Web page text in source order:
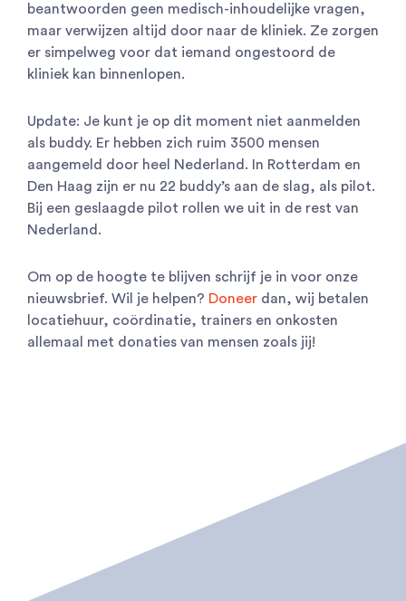
beantwoorden geen medisch-inhoudelijke vragen,
maar verwijzen altijd door naar de kliniek. Ze zorgen
er simpelweg voor dat iemand ongestoord de
kliniek kan binnenlopen.
Update: Je kunt je op dit moment niet aanmelden
als buddy. Er hebben zich ruim 3500 mensen
aangemeld door heel Nederland. In Rotterdam en
Den Haag zijn er nu 22 buddy’s aan de slag, als pilot.
Bij een geslaagde pilot rollen we uit in de rest van
Nederland.
Om op de hoogte te blijven schrijf je in voor onze
nieuwsbrief. Wil je helpen? Doneer dan, wij betalen
locatiehuur, coördinatie, trainers en onkosten
allemaal met donaties van mensen zoals jij!